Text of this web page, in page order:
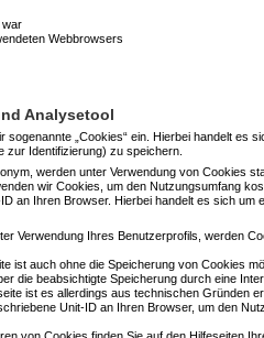
war
Webbrowsers
Analysetool
sogenannte „Cookies“ ein. Hierbei handelt es
zur Identifizierung) zu speichern.
werden unter Verwendung von Cookies
wir Cookies, um den Nutzungsumfang
an Ihren Browser. Hierbei handelt es sich
Verwendung Ihres Benutzerprofils, werden
ist auch ohne die Speicherung von Cookies
die beabsichtigte Speicherung durch eine
ist es allerdings aus technischen Gründen
Unit-ID an Ihren Browser, um den